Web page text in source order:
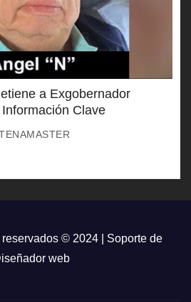
a Exgobernador
Clave
© 2024 | Soporte de
web